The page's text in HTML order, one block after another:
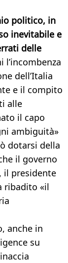
politico, in
inevitabile e
delle
l’incombenza
dell’Italia
e il compito
alle
il capo
ambiguità»
dotarsi della
il governo
il presidente
ribadito «il
anche in
su